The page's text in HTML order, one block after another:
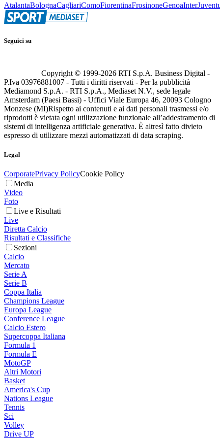
AtalantaBolognaCagliariComoFiorentinaFrosinoneGenoaInter
Seguici su
Copyright © 1999-2026 RTI S.p.A. Business Digital -
P.Iva 03976881007 - Tutti i diritti riservati - Per la pubblicità
Mediamond S.p.A. - RTI S.p.A., Mediaset N.V., sede legale
Amsterdam (Paesi Bassi) - Uffici Viale Europa 46, 20093 Cologno
Monzese (MI)Rispetto ai contenuti e ai dati personali trasmessi e/o
riprodotti è vietata ogni utilizzazione funzionale all’addestramento di
sistemi di intelligenza artificiale generativa. È altresì fatto divieto
espresso di utilizzare mezzi automatizzati di data scraping.
Legal
CorporatePrivacy PolicyCookie Policy
Media
Video
Foto
Live e Risultati
Live
Diretta Calcio
Risultati e Classifiche
Sezioni
Calcio
Mercato
Serie A
Serie B
Coppa Italia
Champions League
Europa League
Conference League
Calcio Estero
Supercoppa Italiana
Formula 1
Formula E
MotoGP
Altri Motori
Basket
America's Cup
Nations League
Tennis
Sci
Volley
Drive UP